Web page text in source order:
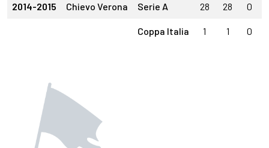
2014-2015 Chievo Verona Serie A 28 28 0
Coppa Italia 1 1 0